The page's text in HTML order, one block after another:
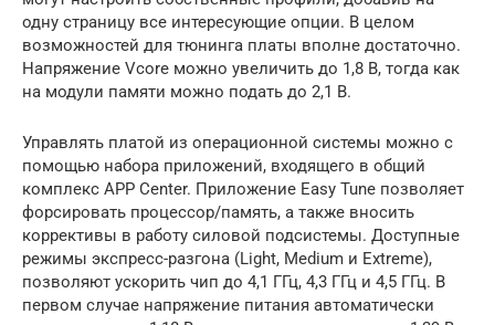
одну страницу все интересующие опции. В целом
возможностей для тюнинга платы вполне достаточно.
Напряжение Vcore можно увеличить до 1,8 В, тогда как
на модули памяти можно подать до 2,1 В.
Управлять платой из операционной системы можно с
помощью набора приложений, входящего в общий
комплекс APP Center. Приложение Easy Tune позволяет
форсировать процессор/память, а также вносить
коррективы в работу силовой подсистемы. Доступные
режимы экспресс-разгона (Light, Medium и Extreme),
позволяют ускорить чип до 4,1 ГГц, 4,3 ГГц и 4,5 ГГц. В
первом случае напряжение питания автоматически